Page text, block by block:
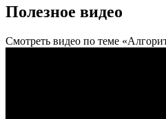
Полезное видео
Смотреть видео по теме